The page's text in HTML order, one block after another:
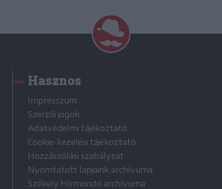
Hasznos
Impresszum
Szerzői jogok
Adatvédelmi tájékoztató
Cookie-kezelési tájékoztató
Hozzászólási szabályzat
Nyomtatott lapjaink archívuma
Székely Hírmondó archívuma